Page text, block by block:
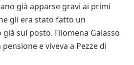
già apparse gravi ai primi
gli era stato fatto un
sul posto. Filomena Galasso
e viveva a Pezze di